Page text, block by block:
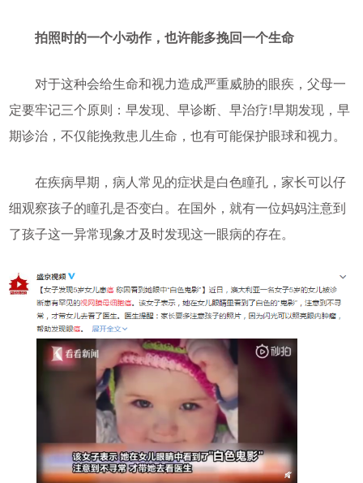
拍照时的一个小动作，也许能多挽回一个生命
对于这种会给生命和视力造成严重威胁的眼疾，父母一
定要牢记三个原则：早发现、早诊断、早治疗!早期发现，早
期诊治，不仅能挽救患儿生命，也有可能保护眼球和视力。
在疾病早期，病人常见的症状是白色瞳孔，家长可以仔
细观察孩子的瞳孔是否变白。在国外，就有一位妈妈注意到
了孩子这一异常现象才及时发现这一眼病的存在。